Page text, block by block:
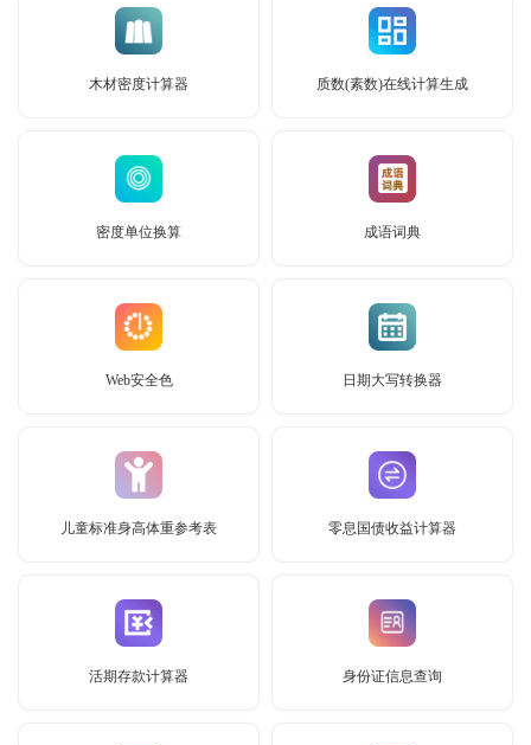
木材密度计算器 质数(素数)在线计算生成
密度单位换算 成语词典
Web安全色 日期大写转换器
儿童标准身高体重参考表 零息国债收益计算器
活期存款计算器 身份证信息查询